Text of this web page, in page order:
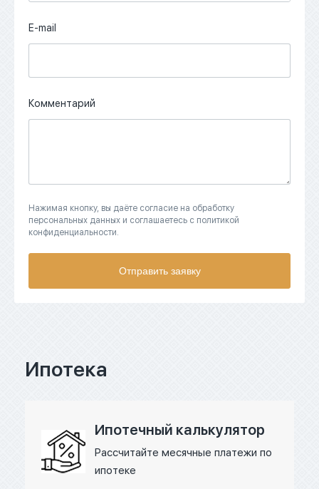
E-mail
Комментарий
Нажимая кнопку, вы даёте согласие на обработку
персональных данных и соглашаетесь с политикой
конфиденциальности.
Отправить заявку
Ипотека
Ипотечный калькулятор
Рассчитайте месячные платежи по
ипотеке